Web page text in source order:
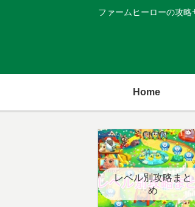
ファームヒーローの攻略
Home
レベル別攻略まと
め